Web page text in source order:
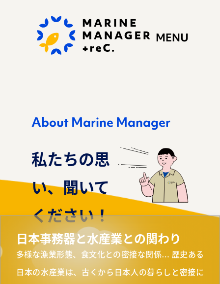
MENU
私たちの思い
ぷらすれっくにできる
こと
マガジン
About Marine Manager
私たちの思
い、聞いて
ください！
日本事務器と水産業との関わり
多様な漁業形態、食文化との密接な関係… 歴史ある
日本の水産業は、古くから日本人の暮らしと密接に